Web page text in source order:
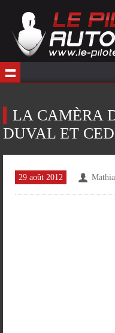
LA CAMÈRA
DUVAL ET
29 août 2012